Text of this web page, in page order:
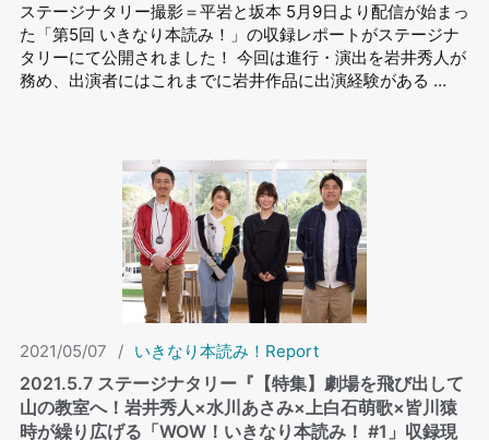
ステージナタリー撮影＝平岩と坂本 5月9日より配信が始まっ
た「第5回 いきなり本読み！」の収録レポートがステージナ
タリーにて公開されました！ 今回は進行・演出を岩井秀人が
務め、出演者にはこれまでに岩井作品に出演経験がある …
2021/05/07 / いきなり本読み！Report
2021.5.7 ステージナタリー『【特集】劇場を飛び出して
山の教室へ！岩井秀人×水川あさみ×上白石萌歌×皆川猿
時が繰り広げる「WOW！いきなり本読み！ #1」収録現